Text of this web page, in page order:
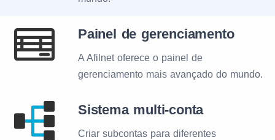
Painel de gerenciamento
A Afilnet oferece o painel de
gerenciamento mais avançado do mundo.
Sistema multi-conta
Criar subcontas para diferentes